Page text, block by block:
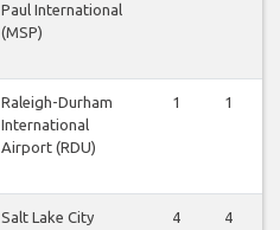
Paul International
(MSP)
Raleigh-Durham
International
Airport (RDU)
1 1
Salt Lake City
4 4